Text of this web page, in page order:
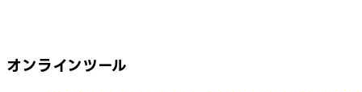
オンラインツール